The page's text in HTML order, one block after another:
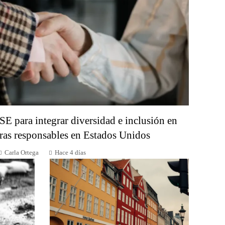
para integrar diversidad e inclusión en
responsables en Estados Unidos
Carla Ortega Hace 4 días